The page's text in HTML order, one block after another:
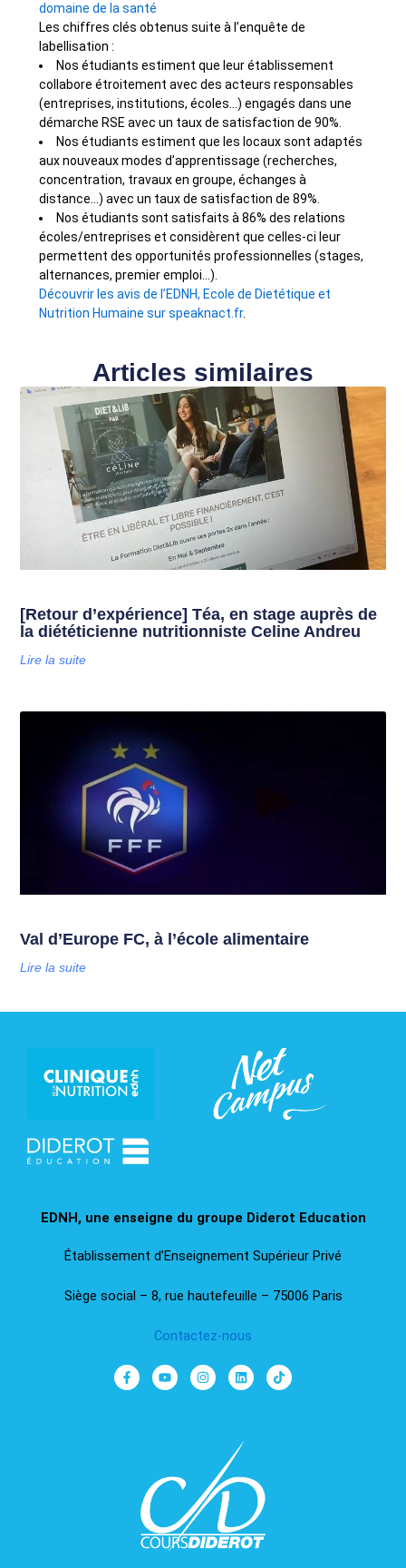
domaine de la santé
Les chiffres clés obtenus suite à l’enquête de
labellisation :
Nos étudiants estiment que leur établissement
collabore étroitement avec des acteurs responsables
(entreprises, institutions, écoles…) engagés dans une
démarche RSE avec un taux de satisfaction de 90%.
Nos étudiants estiment que les locaux sont adaptés
aux nouveaux modes d’apprentissage (recherches,
concentration, travaux en groupe, échanges à
distance…) avec un taux de satisfaction de 89%.
Nos étudiants sont satisfaits à 86% des relations
écoles/entreprises et considèrent que celles-ci leur
permettent des opportunités professionnelles (stages,
alternances, premier emploi…).
Découvrir les avis de l’EDNH, Ecole de Dietétique et
Nutrition Humaine surspeaknact.fr.
Articles similaires
[Retour d’expérience] Téa, en stage auprès de
la diététicienne nutritionniste Celine Andreu
Lire la suite
Val d’Europe FC, à l’école alimentaire
Lire la suite
EDNH, une enseigne du groupe Diderot Education​
Établissement d’Enseignement Supérieur Privé
Siège social – 8, rue hautefeuille – 75006 Paris
Contactez-nous
F
a
c
Y
o
u
I
n
s
L
i
n
i
T
i
k